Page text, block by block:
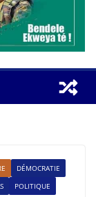
DÉMOCRATIE
POLITIQUE